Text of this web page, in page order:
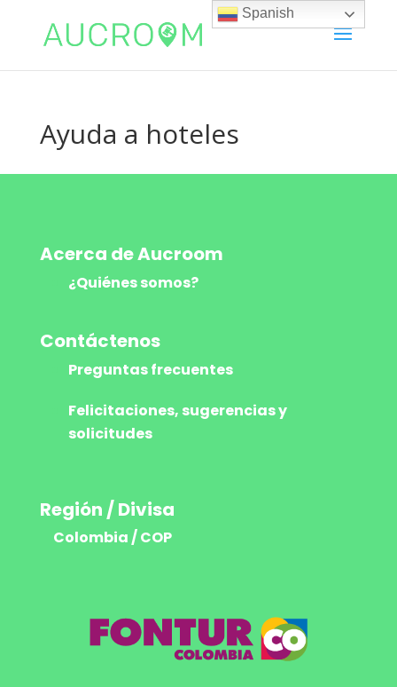
Ayuda a hoteles
Acerca de Aucroom
¿Quiénes somos?
Contáctenos
Preguntas frecuentes
Felicitaciones, sugerencias y
solicitudes
Región / Divisa
Colombia / COP
Spanish